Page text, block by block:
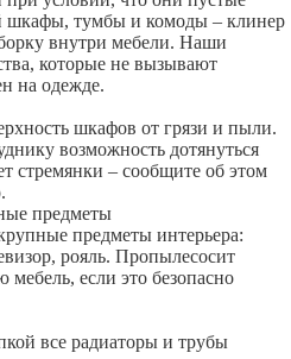
шкафы, тумбы и комоды – клинер
внутри мебели. Наши
которые не вызывают
на одежде.
шкафов от грязи и пыли.
возможность дотянуться
стремянки – сообщите об этом
предметы
предметы интерьера:
рояль. Пропылесосит
если это безопасно
все радиаторы и трубы